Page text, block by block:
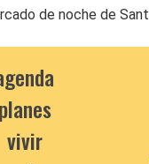
de noche de
planes
vivir